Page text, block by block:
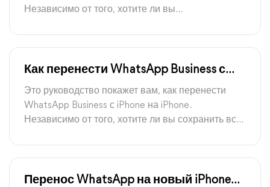
Независимо от того, хотите ли вы
Как перенести WhatsApp Business с
iPhone на iPhone
Это руководство покажет вам, как перенести
WhatsApp Business с iPhone на iPhone.
Независимо от того, хотите ли вы сохранить всю
Перенос WhatsApp на новый iPhone